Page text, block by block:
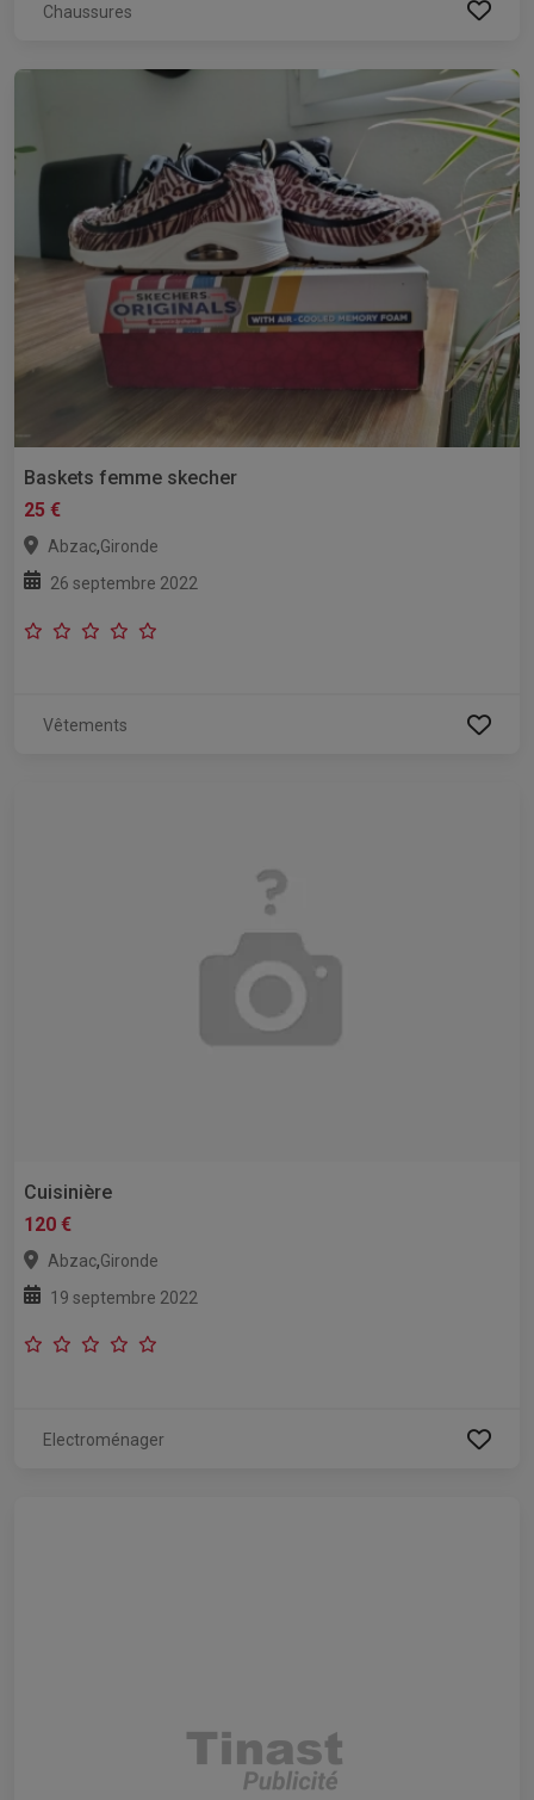
Chaussures
Baskets femme skecher
25 €
Abzac,Gironde
26 septembre 2022
Vêtements
Cuisinière
120 €
Abzac,Gironde
19 septembre 2022
Electroménager